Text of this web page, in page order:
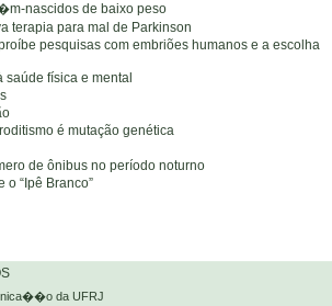
nascidos de baixo peso
terapia para mal de Parkinson
pesquisas com embriões humanos e a escolha
física e mental
é mutação genética
de ônibus no período noturno
o “Ipê Branco”
da UFRJ